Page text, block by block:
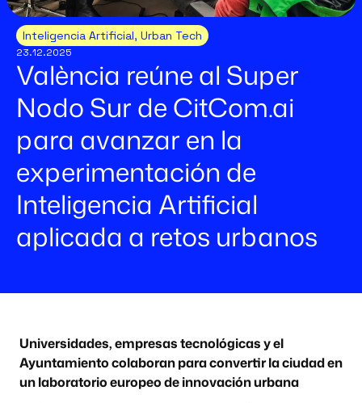
Inteligencia Artificial, Urban Tech
23.12.2025
València reúne al Super
Nodo Sur de CitCom.ai
para avanzar en la
experimentación de
Inteligencia Artificial
aplicada a retos urbanos
Universidades, empresas tecnológicas y el
Ayuntamiento colaboran para convertir la ciudad en
un laboratorio europeo de innovación urbana